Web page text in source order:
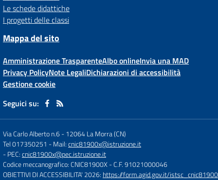
Le schede didattiche
I progetti delle classi
Mappa del sito
Amministrazione TrasparenteAlbo onlineInvia una MAD
Privacy PolicyNote LegaliDichiarazioni di accessibilità
Gestione cookie
Seguici su:
Via Carlo Alberto n.6-12064 La Morra (CN)
Tel 017350251 - Mail:cnic81900x@istruzione.it
- PEC:cnic81900x@pec.istruzione.it
Codice meccanografico: CNIC81900X- C.F. 91021000046
OBIETTIVI DI ACCESSIBILITA' 2026: https://form.agid.gov.it/